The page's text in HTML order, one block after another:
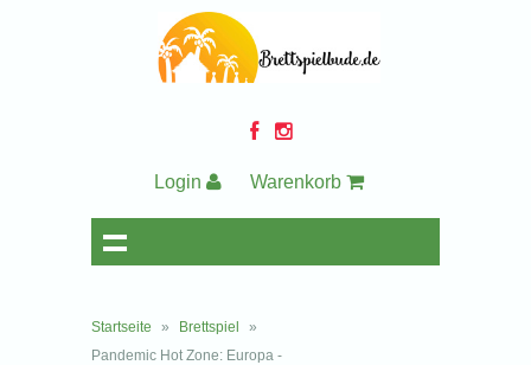
Login Warenkorb
Startseite » Brettspiel
»
Pandemic Hot Zone: Europa -